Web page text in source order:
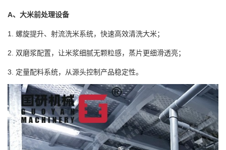
A、大米前处理设备
1. 螺旋提升、射流洗米系统，快速高效清洗大米；
2. 双磨浆配置，让米浆细腻无颗粒感，蒸片更细滑透亮；
3. 定量配料系统，从源头控制产品稳定性。